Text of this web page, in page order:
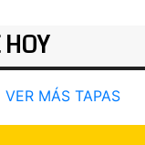
VER MÁS TAPAS